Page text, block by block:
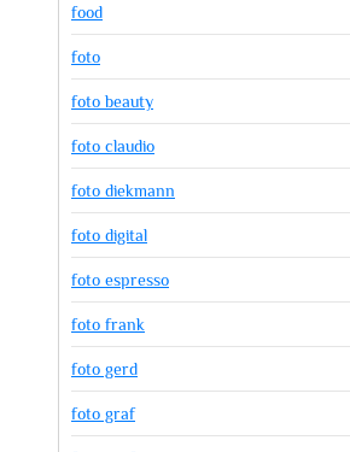
food
foto
foto beauty
foto claudio
foto diekmann
foto digital
foto espresso
foto frank
foto gerd
foto graf